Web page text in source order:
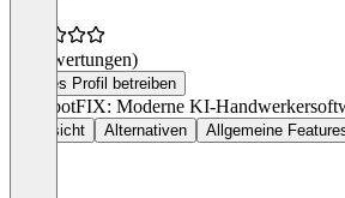
(0 Bewertungen)
Dieses Profil betreiben
AngebotFIX: Moderne KI-
Übersicht Alternativen Allgemeine